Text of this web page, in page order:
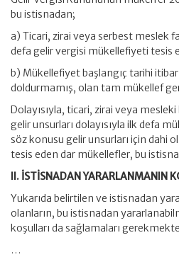
bu istisnadan;
a) Ticari, zirai veya serbest meslek
defa gelir vergisi mükellefiyeti tesis
b) Mükellefiyet başlangıç tarihi
doldurmamış, olan tam mükellef
Dolayısıyla, ticari, zirai veya
gelir unsurları dolayısıyla ilk defa
söz konusu gelir unsurları için dahi
tesis eden dar mükellefler, bu
II. İSTİSNADAN YARARLANMANIN
Yukarıda belirtilen ve istisnadan
olanların, bu istisnadan
koşulları da sağlamaları
…